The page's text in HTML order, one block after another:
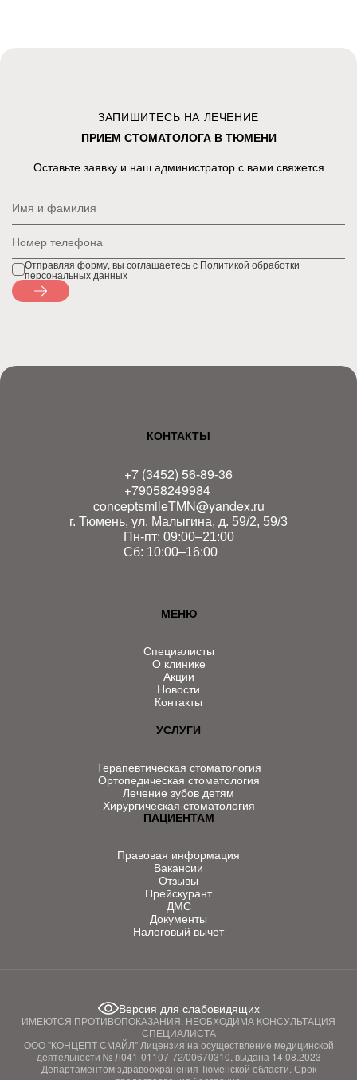
ЗАПИШИТЕСЬ НА ЛЕЧЕНИЕ
ПРИЕМ СТОМАТОЛОГА В ТЮМЕНИ
Оставьте заявку и наш администратор с вами свяжется
Имя и фамилия
Номер телефона
Отправляя форму, вы соглашаетесь с Политикой обработки
персональных данных
КОНТАКТЫ
+7 (3452) 56-89-36
+79058249984
conceptsmileTMN@yandex.ru
г. Тюмень, ул. Малыгина, д. 59/2, 59/3
Пн-пт: 09:00–21:00
Сб: 10:00–16:00
МЕНЮ
Специалисты
О клинике
Акции
Новости
Контакты
УСЛУГИ
Терапевтическая стоматология
Ортопедическая стоматология
Лечение зубов детям
Хирургическая стоматология
ПАЦИЕНТАМ
Правовая информация
Вакансии
Отзывы
Прейскурант
ДМС
Документы
Налоговый вычет
Версия для слабовидящих
ИМЕЮТСЯ ПРОТИВОПОКАЗАНИЯ. НЕОБХОДИМА КОНСУЛЬТАЦИЯ
СПЕЦИАЛИСТА
ООО "КОНЦЕПТ СМАЙЛ" Лицензия на осуществление медицинской
деятельности № Л041-01107-72/00670310, выдана 14.08.2023
Департаментом здравоохранения Тюменской области. Срок